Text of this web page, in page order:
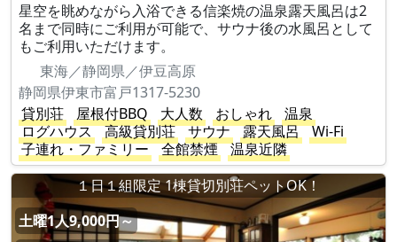
星空を眺めながら入浴できる信楽焼の温泉露天風呂は2
名まで同時にご利用が可能で、サウナ後の水風呂として
もご利用いただけます。
東海／静岡県／伊豆高原
静岡県伊東市富戸1317-5230
貸別荘
屋根付BBQ 大人数 おしゃれ
温泉
ログハウス
高級貸別荘 サウナ 露天風呂
Wi-Fi
子連れ・ファミリー
全館禁煙
温泉近隣
１日１組限定 1棟貸切別荘ペットOK！
土曜1人9,000円～